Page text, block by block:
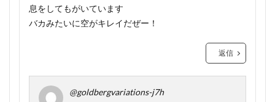
息をしてもがいています
バカみたいに空がキレイだぜー！
返信
@goldbergvariations-j7h